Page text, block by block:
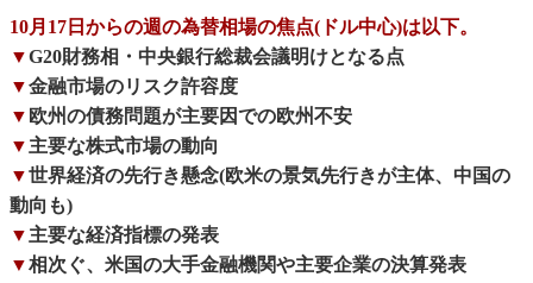
10月17日からの週の為替相場の焦点(ドル中心)は以下。
▼G20財務相・中央銀行総裁会議明けとなる点
▼金融市場のリスク許容度
▼ 欧州の債務問題が主要因での欧州不安
▼主要な株式市場の動向
▼世界経済の先行き懸念(欧米の景気先行きが主体、中国の
動向も)
▼主要な経済指標の発表
▼相次ぐ、米国の大手金融機関や主要企業の決算発表